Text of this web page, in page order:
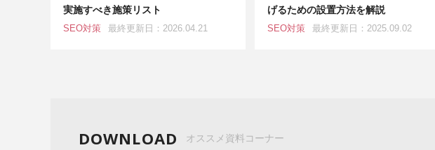
実施すべき施策リスト
SEO対策 最終更新日：2026.04.21
げるための設置方法を解説
SEO対策 最終更新日：2025.09.02
DOWNLOAD オススメ資料コーナー